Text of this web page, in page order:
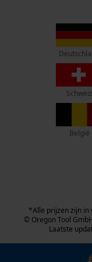
0.63 mm
Lise-Meitner-Str. 4
70736 Fellbach
Geen winkel!
Retouradres:
Beim Erlenwäldchen
Schweiz
België
*Alle prijzen zijn in
© Oregon Tool
Laatste